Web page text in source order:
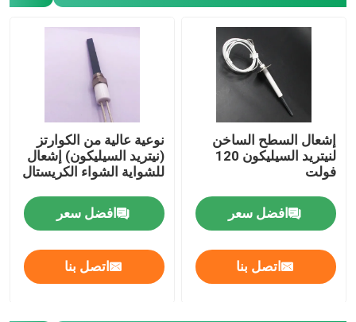
إشعال السطح الساخن
لنيتريد السيليكون 120
فولت
افضل سعر
اتصل بنا
نوعية عالية من الكوارتز
(نيتريد السيليكون) إشعال
للشواية الشواء الكريستال
افضل سعر
اتصل بنا